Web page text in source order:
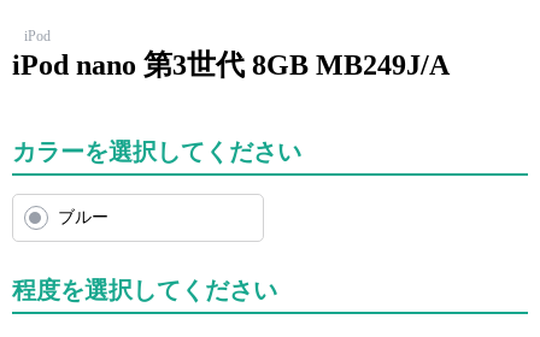
iPod
iPod nano 第3世代 8GB MB249J/A
カラーを選択してください
ブルー
程度を選択してください